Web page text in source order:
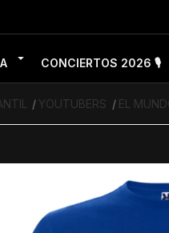
CONCIERTOS 2026 🎙️
YOUTUBERS EL